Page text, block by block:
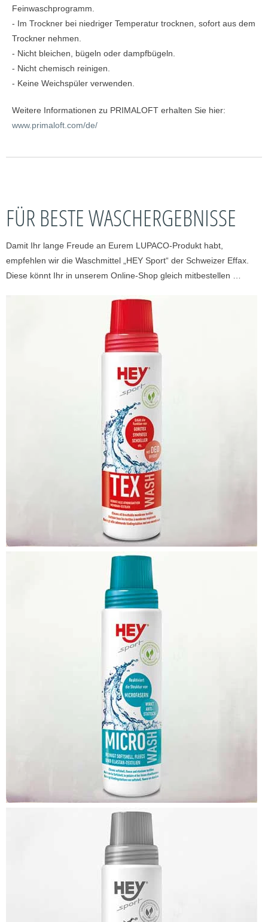
Feinwaschprogramm.
- Im Trockner bei niedriger Temperatur trocknen, sofort aus dem
Trockner nehmen.
- Nicht bleichen, bügeln oder dampfbügeln.
- Nicht chemisch reinigen.
- Keine Weichspüler verwenden.
Weitere Informationen zu PRIMALOFT erhalten Sie hier:
www.primaloft.com/de/
FÜR BESTE WASCHERGEBNISSE
Damit Ihr lange Freude an Eurem LUPACO-Produkt habt,
empfehlen wir die Waschmittel „HEY Sport“ der Schweizer Effax.
Diese könnt Ihr in unserem Online-Shop gleich mitbestellen …